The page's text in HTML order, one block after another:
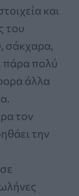
και
του
σάκχαρα,
πάρα πολύ
άλλα
τον
την